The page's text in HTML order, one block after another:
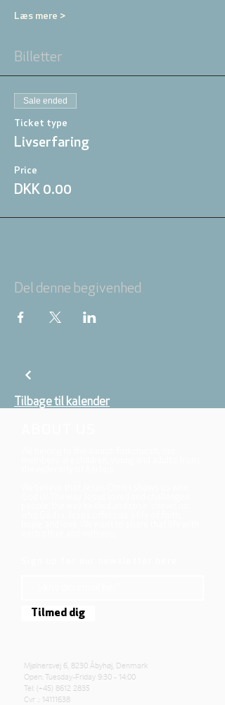
Læs mere >
Billetter
Sale ended
Ticket type
Livserfaring
Price
DKK 0.00
Del denne begivenhed
Tilbage til kalender
Tilmed dig
Mjølnersvej 6, 8230 Åbyhøj, Denmark
Open: Tuesday-Friday 9:30 - 14:00
Tel: (+45) 8612 2835
Cvr .: 14111638